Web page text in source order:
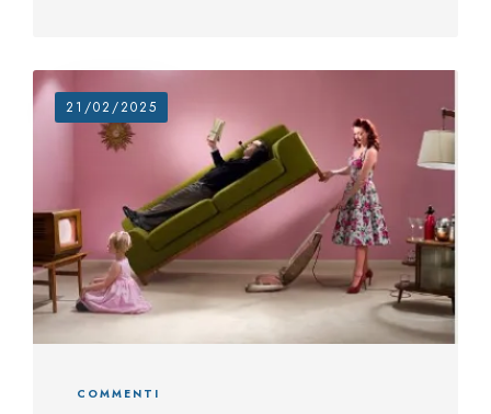
21/02/2025
COMMENTI